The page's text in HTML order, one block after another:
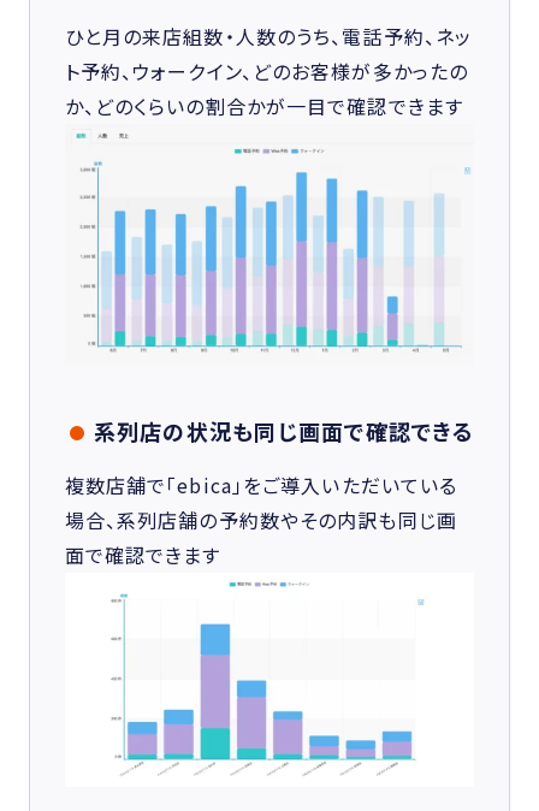
ひと月の来店組数・人数のうち、電話予約、ネッ
ト予約、ウォークイン、どのお客様が多かったの
か、どのくらいの割合かが一目で確認できます
系列店の状況も同じ画面で確認できる
複数店舗で「ebica」をご導入いただいている
場合、系列店舗の予約数やその内訳も同じ画
面で確認できます